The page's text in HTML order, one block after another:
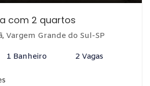
com 2 quartos
Vargem Grande do Sul-SP
1 Banheiro 2 Vagas